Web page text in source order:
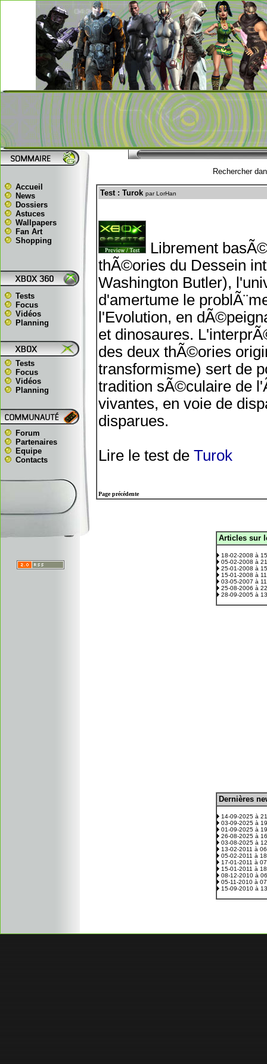
Accueil
News
Dossiers
Astuces
Wallpapers
Fan Art
Shopping
Tests
Focus
Vidéos
Planning
Tests
Focus
Vidéos
Planning
Forum
Partenaires
Equipe
Contacts
Rechercher
Test : Turok par LorHan
Librement
thÃ©ories du Dessein
Washington Butler),
d'amertume le
l'Evolution, en
et dinosaures.
des deux thÃ©ories
transformisme) sert de
tradition sÃ©culaire de
vivantes, en voie de
disparues.
Lire le test de Turok
Page précédente
Articles sur
18-02-2008 à
05-02-2008 à
25-01-2008 à
15-01-2008 à
03-05-2007 à
25-08-2006 à
28-09-2005 à
Dernières
14-09-2025 à
03-09-2025 à
01-09-2025 à
26-08-2025 à
03-08-2025 à
13-02-2011 à
05-02-2011 à
17-01-2011 à
15-01-2011 à
08-12-2010 à
05-11-2010 à
15-09-2010 à